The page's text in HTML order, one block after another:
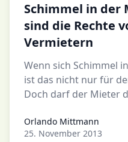
Schimmel in der
sind die Rechte
Vermietern
Wenn sich Schimmel
ist das nicht nur für
Doch darf der Mieter
Orlando Mittmann
Orlando Mittmann
25. November 2013